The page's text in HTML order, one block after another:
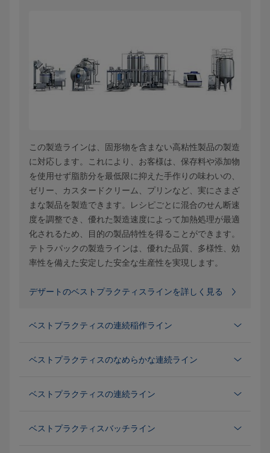
この製造ラインは、固形物を含まない高粘性製品の製造
に対応します。これにより、お客様は、保存料や添加物
を使用せず脂肪分を最低限に抑えた手作りの味わいの、
ゼリー、カスタードクリーム、プリンなど、実にさまざ
まな製品を製造できます。レシピごとに混合のせん断速
度を調整でき、優れた製造速度によって加熱処理が最適
化されるため、目的の製品特性を得ることができます。
テトラパックの製造ラインは、優れた品質、多様性、効
率性を備えた安定した安全な生産性を実現します。
デザートのベストプラクティスラインを詳しく見る
ベストプラクティスの連続稲作ライン
ベストプラクティスのなめらかな連続ライン
ベストプラクティスの連続ライン
ベストプラクティスバッチライン